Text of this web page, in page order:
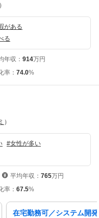
）
がある
る
年収： 914万円
率： 74.0%
）
#女性が多い
平均年収： 765万円
率： 67.5%
在宅勤務可／システム開